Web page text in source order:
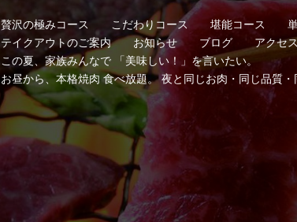
贅沢の極みコース こだわりコース 堪能コース
テイクアウトのご案内
お知らせ ブログ アクセ
この夏、家族みんなで 「美味しい！」を言いたい。
お昼から、本格焼肉 食べ放題。 夜と同じお肉・同じ品質